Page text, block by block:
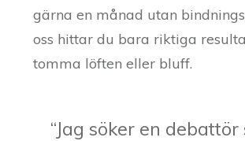
gärna en månad utan
oss hittar du bara riktiga
tomma löften eller bluff.
“Jag söker en